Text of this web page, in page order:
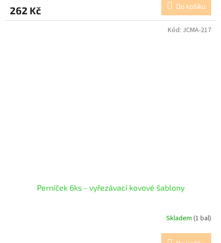
262 Kč Do košíku
Perníček 6ks - vyřezávací kovové šablony
Skladem (1 bal)
Kód: JCMA-217